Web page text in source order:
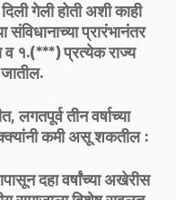
दिली गेली होती अशी काही
प्रारंभानंतर
व १.(***) प्रत्येक राज्य
लगतपूर्व तीन वर्षाच्या
कमी असू शकतील :
दहा वर्षांच्या अखेरीस